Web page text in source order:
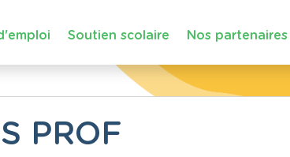
Soutien scolaire Nos partenaires
PROF